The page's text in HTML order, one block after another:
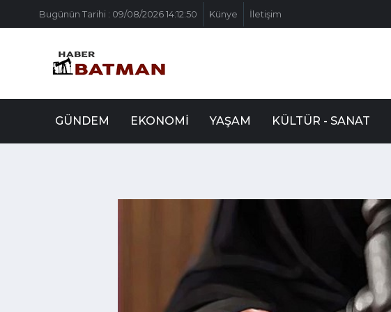
Bugünün Tarihi : 09/08/2026 14:12:50 Künye İletişim
GÜNDEM EKONOMI YAŞAM KÜLTÜR - SANAT